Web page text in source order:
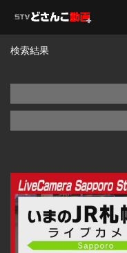
検索結果